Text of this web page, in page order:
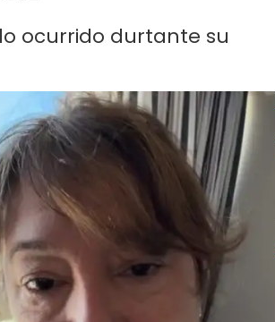
ocurrido durtante su